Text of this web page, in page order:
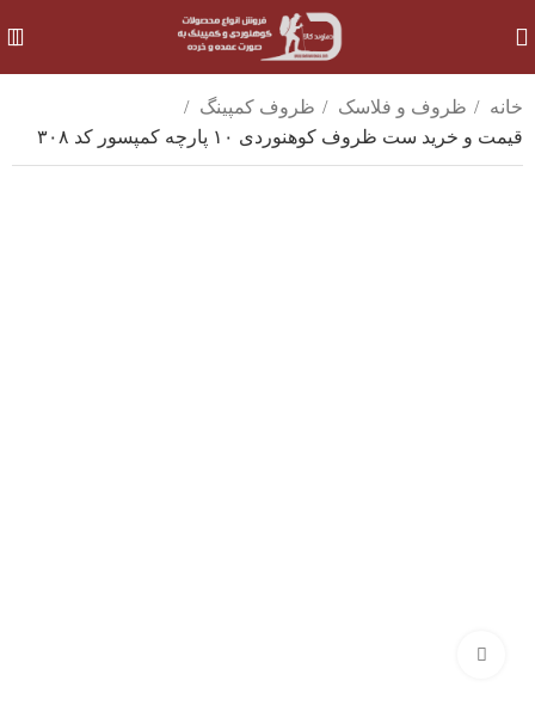
خانه ظروف و فلاسک
ظروف کمپینگ
قیمت و خرید ست ظروف کوهنوردی ۱۰ پارچه کمپسور کد ۳۰۸